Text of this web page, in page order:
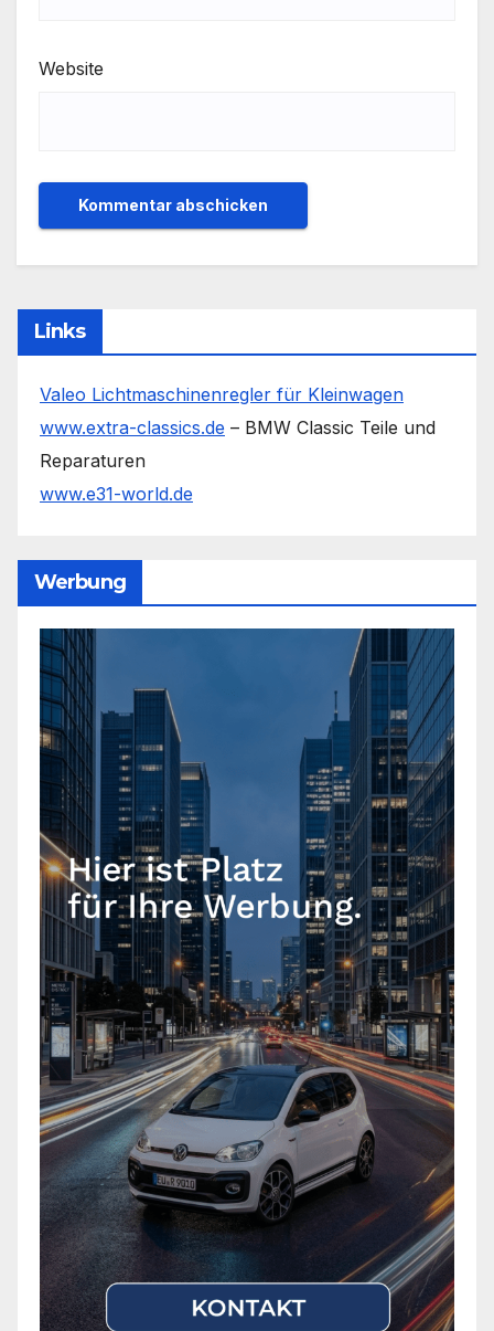
Website
Links
Valeo Lichtmaschinenregler für Kleinwagen
www.extra-classics.de – BMW Classic Teile und
Reparaturen
www.e31-world.de
Werbung